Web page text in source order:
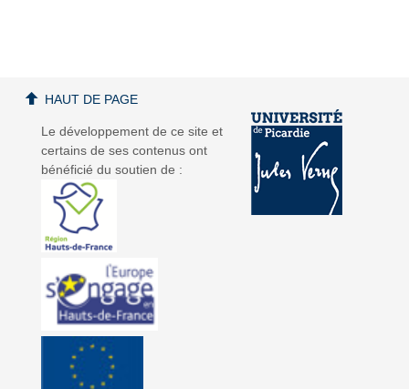
a
v
a
v
Le développement de ce site et
certains de ses contenus ont
bénéficié du soutien de :
HAUT DE PAGE